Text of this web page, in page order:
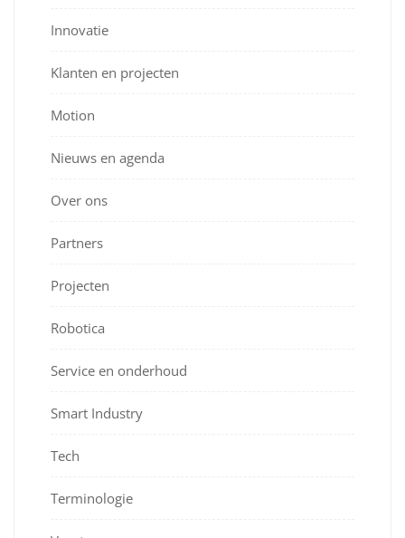
Innovatie
Klanten en projecten
Motion
Nieuws en agenda
Over ons
Partners
Projecten
Robotica
Service en onderhoud
Smart Industry
Tech
Terminologie